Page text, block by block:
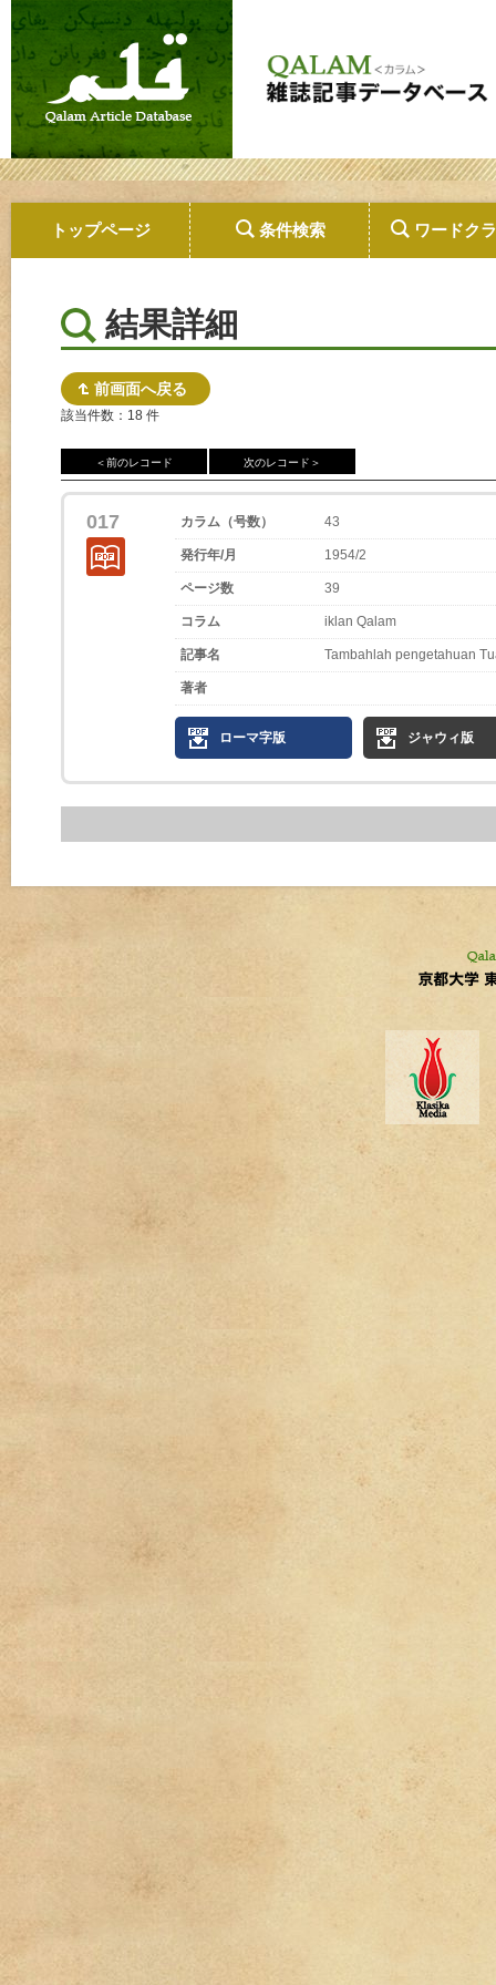
トップページ 条件検索 ワードク
結果詳細
前画面へ戻る
該当件数：18 件
＜前のレコード 次のレコード＞
017 カラム（号数） 43
発行年/月 1954/2
ページ数 39
コラム iklan Qalam
記事名 Tambahlah pengetahuan
著者
ローマ字版 ジャウィ版